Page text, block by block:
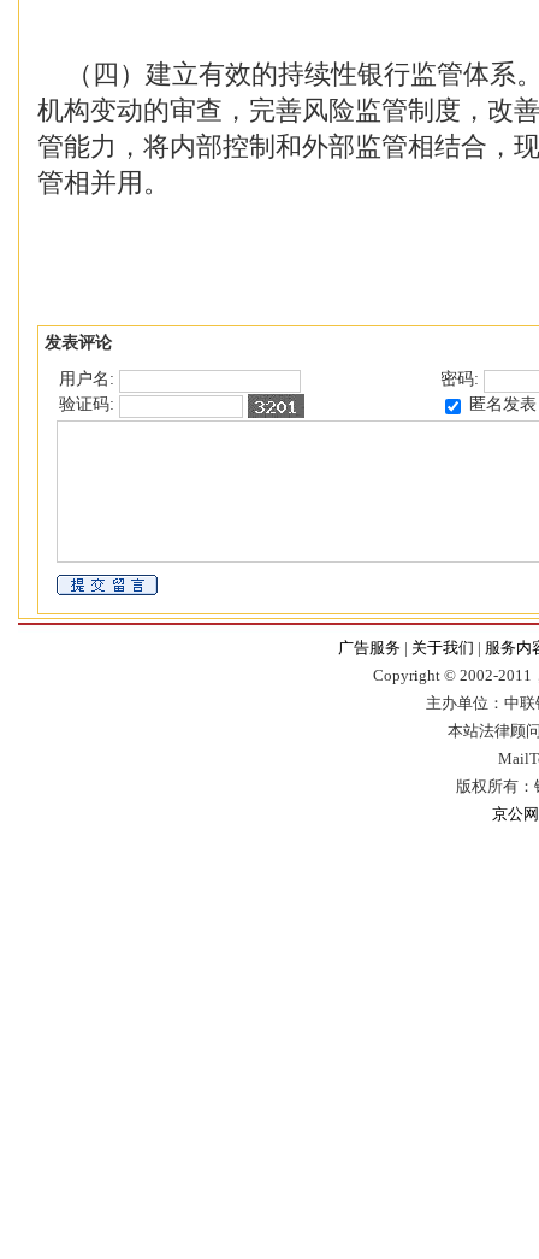
（四）建立有效的持续性银行监管体系
机构变动的审查，完善风险监管制度，改
管能力，将内部控制和外部监管相结合，
管相并用。
发表评论
用户名:
密码:
验证码:
匿名发表
广告服务 | 关于我们 | 服务内
Copyright © 2002-2011
主办单位：中
本站法律顾
版权所有
京公